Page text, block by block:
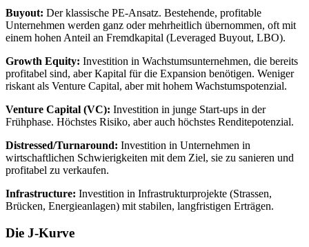
Buyout: Der klassische PE-Ansatz. Bestehende, profitable
Unternehmen werden ganz oder mehrheitlich übernommen, oft mit
einem hohen Anteil an Fremdkapital (Leveraged Buyout, LBO).
Growth Equity: Investition in Wachstumsunternehmen, die bereits
profitabel sind, aber Kapital für die Expansion benötigen. Weniger
riskant als Venture Capital, aber mit hohem Wachstumspotenzial.
Venture Capital (VC): Investition in junge Start-ups in der
Frühphase. Höchstes Risiko, aber auch höchstes Renditepotenzial.
Distressed/Turnaround: Investition in Unternehmen in
wirtschaftlichen Schwierigkeiten mit dem Ziel, sie zu sanieren und
profitabel zu verkaufen.
Infrastructure: Investition in Infrastrukturprojekte (Strassen,
Brücken, Energieanlagen) mit stabilen, langfristigen Erträgen.
Die J-Kurve